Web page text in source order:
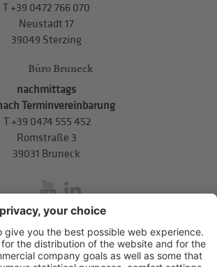
T +39 0472 766 070
Neustadt 17
39049 Sterzing
Büro Bruneck
nachmittags
Terminvereinbarung
T +39 0474 555 452
Romstraße 3
39031 Bruneck
inService
Boden,I-39100Bozen.T+39 0471 310
311.info@hds-bz.it